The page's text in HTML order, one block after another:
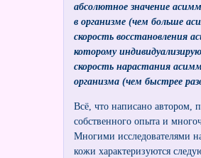
абсолютное значение
в организме (чем больше
скорость
которому
скорость нарастания
организма (чем быстрее
Всё, что написано автором,
собственного опыта и
Многими исследователями
кожи характеризуются